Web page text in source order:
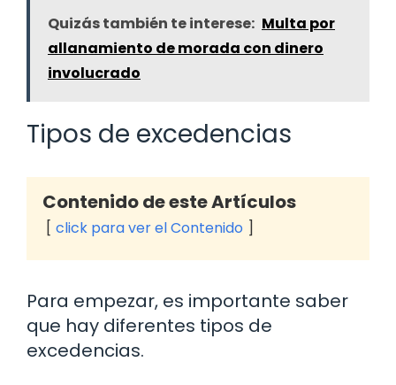
Quizás también te interese: Multa por
allanamiento de morada con dinero
involucrado
Tipos de excedencias
Contenido de este Artículos
click para ver el Contenido
Para empezar, es importante saber
que hay diferentes tipos de
excedencias.